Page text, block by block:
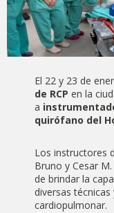
El 22 y 23 de
de RCP en la
a
quirófano del
Los instructores
Bruno y Cesar
de brindar la
diversas
cardiopulmonar.